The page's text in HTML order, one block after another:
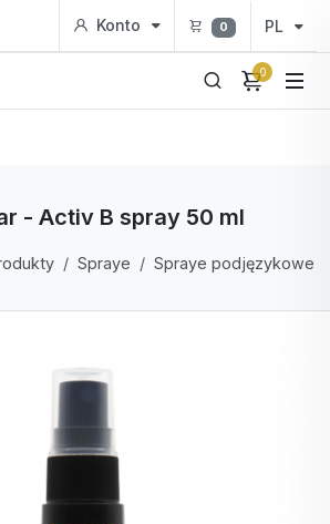
Konto 0 PL
0
- Activ B spray 50 ml
Spraye Spraye podjęzykowe